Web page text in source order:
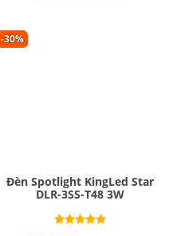
-30%
Đèn Spotlight KingLed Star
DLR-3SS-T48 3W